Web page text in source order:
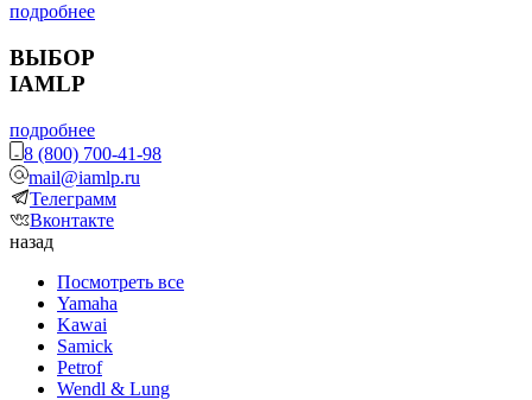
подробнее
ВЫБОР
IAMLP
подробнее
8 (800) 700-41-98
mail@iamlp.ru
Телеграмм
Вконтакте
назад
Посмотреть все
Yamaha
Kawai
Samick
Petrof
Wendl & Lung